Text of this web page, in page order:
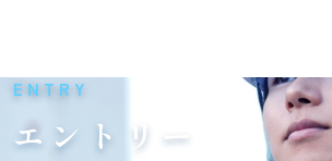
ENTRY
エントリー